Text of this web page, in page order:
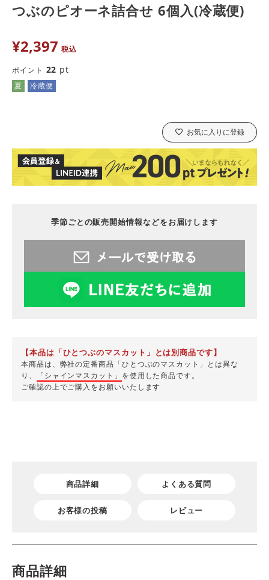
つぶのピオーネ詰合せ 6個入(冷蔵便)
¥2,397 税込
ポイント 22 pt
夏 冷蔵便
お気に入りに登録
季節ごとの販売開始情報などをお届けします
【本品は「ひとつぶのマスカット」とは別商品です】
本商品は、弊社の定番商品「ひとつぶのマスカット」とは異な
り、
「シャインマスカット」 を使用した商品です。
ご確認の上でご購入をお願いいたします
商品詳細 よくある質問
お客様の投稿 レビュー
商品詳細